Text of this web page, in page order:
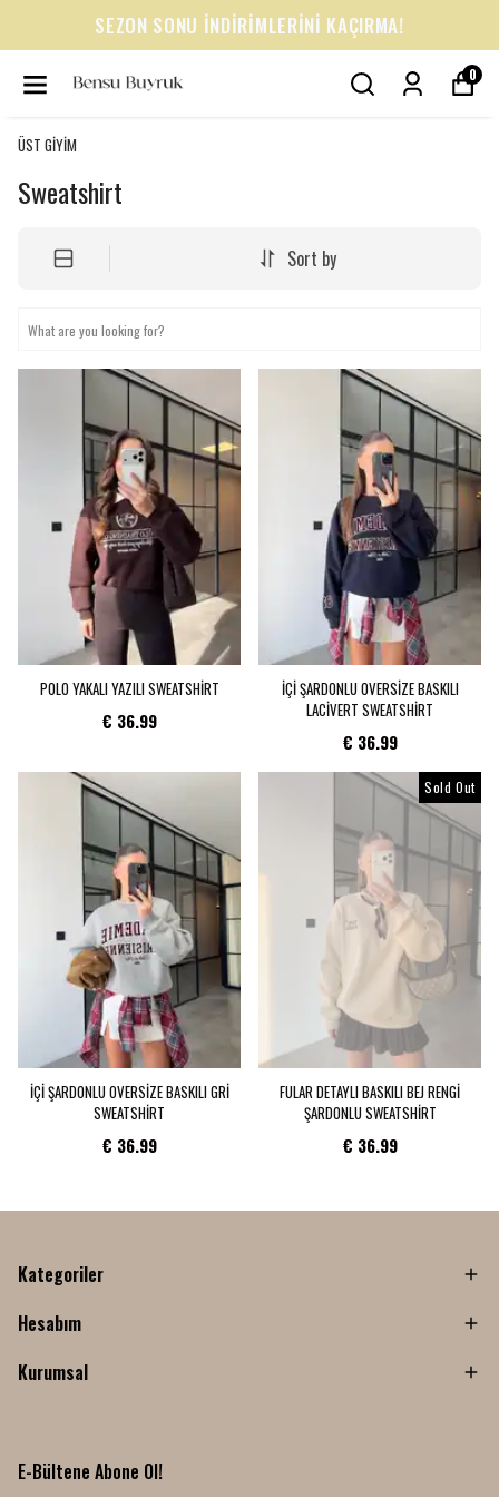
SEZON SONU İNDİRİMLERİNİ KAÇIRMA!
0
ÜST GİYİM
Sweatshirt
Sort by
POLO YAKALI YAZILI SWEATSHİRT
€ 36.99
İÇİ ŞARDONLU OVERSİZE BASKILI
LACİVERT SWEATSHİRT
€ 36.99
İÇİ ŞARDONLU OVERSİZE BASKILI GRİ
SWEATSHİRT
€ 36.99
Sold Out
FULAR DETAYLI BASKILI BEJ RENGİ
ŞARDONLU SWEATSHİRT
€ 36.99
Kategoriler
Hesabım
Kurumsal
E-Bültene Abone Ol!